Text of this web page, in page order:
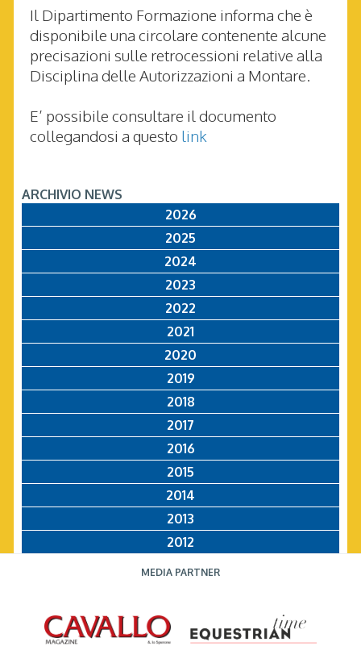
Il Dipartimento Formazione informa che è
disponibile una circolare contenente alcune
precisazioni sulle retrocessioni relative alla
Disciplina delle Autorizzazioni a Montare.
E’ possibile consultare il documento
collegandosi a questo link
ARCHIVIO NEWS
2026
2025
2024
2023
2022
2021
2020
2019
2018
2017
2016
2015
2014
2013
2012
MEDIA PARTNER